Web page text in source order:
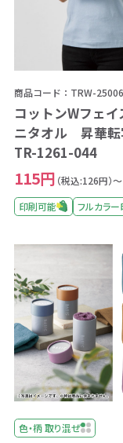
商品コード：TRW-
コットンWフェ
ニタオル 昇華転
TR-1261-044
115円 （税込:126円）～
印刷可能
フルカラー
色・柄 取り混ぜ